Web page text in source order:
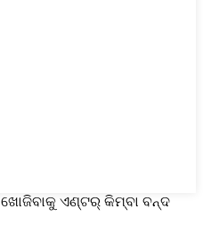
ଖୋଜିବାକୁ ଏଣ୍ଟର୍ କିମ୍ବା ବନ୍ଦ